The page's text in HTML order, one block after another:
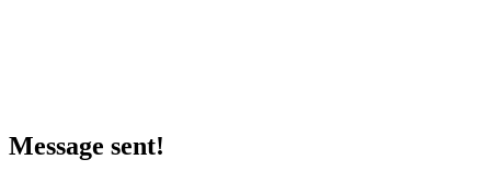
Message sent!